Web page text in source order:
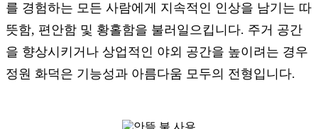
를 경험하는 모든 사람에게 지속적인 인상을 남기는 따
뜻함, 편안함 및 황홀함을 불러일으킵니다. 주거 공간
을 향상시키거나 상업적인 야외 공간을 높이려는 경우
정원 화덕은 기능성과 아름다움 모두의 전형입니다.